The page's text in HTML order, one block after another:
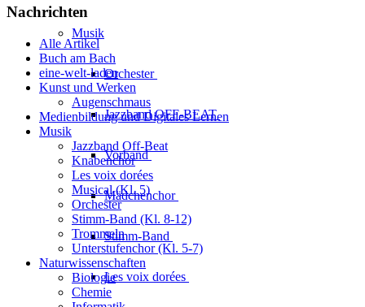
Musik
Orchester
JazzbandOFF-BEAT
Vorband
Mädchenchor
Stimm-Band
Les voix dorées
Nachrichten
Alle Artikel
Buch am Bach
eine-welt-laden
Kunst und Werken
Augenschmaus
Medienbildung und Digitales Lernen
Musik
Jazzband Off-Beat
Knabenchor
Les voix dorées
Musical (Kl. 5)
Orchester
Stimm-Band (Kl. 8-12)
Trommeln
Unterstufenchor (Kl. 5-7)
Naturwissenschaften
Biologie
Chemie